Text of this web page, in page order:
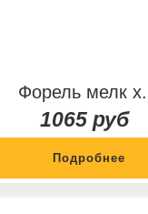
Форель мелк
1065 руб
Подробнее